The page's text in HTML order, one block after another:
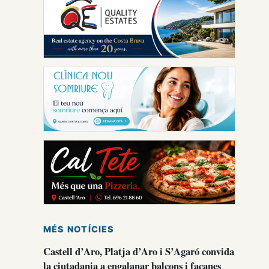
MÉS NOTÍCIES
Castell d’Aro, Platja d’Aro i S’Agaró convida
la ciutadania a engalanar balcons i façanes